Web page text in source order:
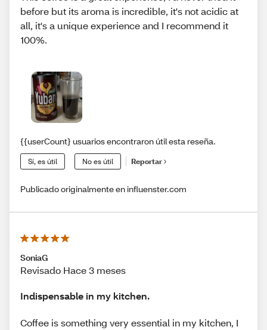
before but its aroma is incredible, it's not acidic at
all, it's a unique experience and I recommend it
100%.
{{userCount} usuarios encontraron útil esta reseña.
Sí, es útil No es útil Reportar
Publicado originalmente en influenster.com
SoniaG
Revisado Hace 3 meses
Indispensable in my kitchen.
Coffee is something very essential in my kitchen, I